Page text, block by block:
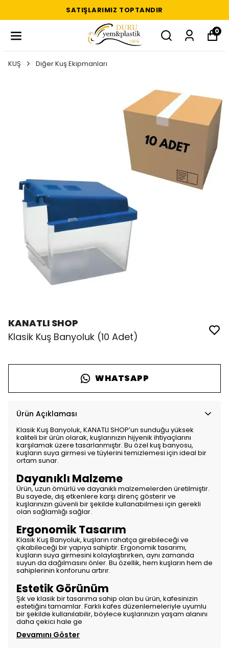
SATIŞLARIMIZ TOPTANDIR
0
KUŞ Diğer Kuş Ekipmanları
KANATLI SHOP
Klasik Kuş Banyoluk (10 Adet)
WHATSAPP
Ürün Açıklaması
Klasik Kuş Banyoluk, KANATLI SHOP’un sunduğu yüksek
kaliteli bir ürün olarak, kuşlarınızın hijyenik ihtiyaçlarını
karşılamak üzere tasarlanmıştır. Bu özel kuş banyosu,
kuşların suya girmesi ve tüylerini temizlemesi için ideal bir
ortam sunar.
Dayanıklı Malzeme
Ürün, uzun ömürlü ve dayanıklı malzemelerden üretilmiştir.
Bu sayede, dış etkenlere karşı direnç gösterir ve
kuşlarınızın güvenli bir şekilde kullanabilmesi için gerekli
olan sağlamlığı sağlar.
Ergonomik Tasarım
Klasik Kuş Banyoluk, kuşların rahatça girebileceği ve
çıkabileceği bir yapıya sahiptir. Ergonomik tasarımı,
kuşların suya girmesini kolaylaştırırken, aynı zamanda
suyun da dağılmasını önler. Bu özellik, hem kuşların hem de
sahiplerinin konforunu artırır.
Estetik Görünüm
Şık ve klasik bir tasarıma sahip olan bu ürün, kafesinizin
estetiğini tamamlar. Farklı kafes düzenlemeleriyle uyumlu
bir şekilde kullanılabilir, böylece kuşlarınızın yaşam alanını
daha çekici hale ge
Devamını Göster